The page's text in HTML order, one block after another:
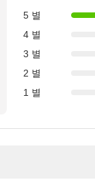
5 별
4 별
3 별
2 별
1 별